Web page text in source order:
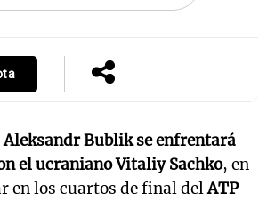
Aleksandr Bublik se enfrentará
el ucraniano Vitaliy Sachko, en
en los cuartos de final delATP